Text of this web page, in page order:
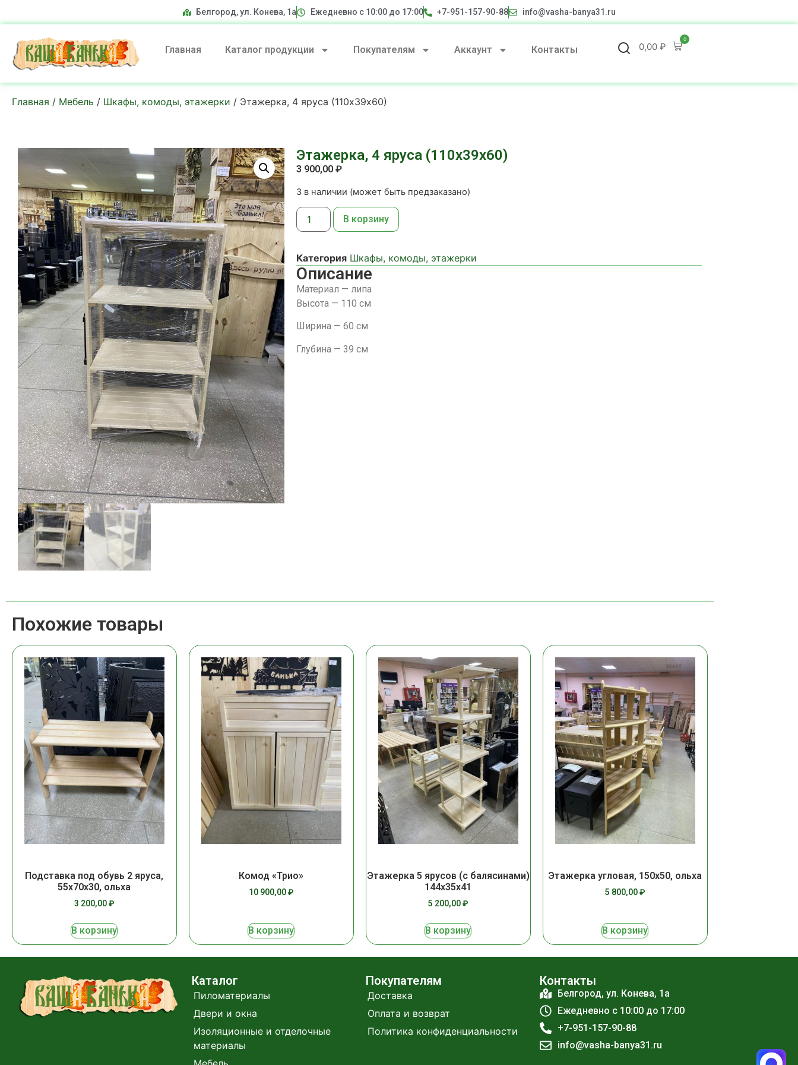
Белгород, ул. Конева, 1а Ежедневно с 10:00 до 17:00 +7-951-157-90-88 info@vasha-banya31.ru
Главная Каталог продукции Покупателям Аккаунт Контакты 0,00₽
0
Главная / Мебель / Шкафы, комоды, этажерки / Этажерка, 4 яруса (110х39х60)
Этажерка, 4 яруса (110х39х60)
3 900,00 ₽
3 в наличии (может быть предзаказано)
В корзину
Категория Шкафы, комоды, этажерки
Описание
Материал — липа
Высота — 110 см
Ширина — 60 см
Глубина — 39 см
Похожие товары
Подставка под обувь 2 яруса,
55х70х30, ольха
3 200,00₽
В корзину
Комод «Трио»
10 900,00₽
В корзину
Этажерка 5 ярусов (с балясинами)
144х35х41
5 200,00₽
В корзину
Этажерка угловая, 150х50, ольха
5 800,00₽
В корзину
Каталог
Пиломатериалы
Двери и окна
Изоляционные и отделочные
материалы
Покупателям
Доставка
Оплата и возврат
Политика конфиденциальности
Контакты
Белгород, ул. Конева, 1а
Ежедневно с 10:00 до 17:00
+7-951-157-90-88
info@vasha-banya31.ru